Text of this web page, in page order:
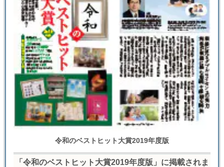
令和のベストヒット大賞2019年度版
「令和のベストヒット大賞2019年度版」に掲載されま